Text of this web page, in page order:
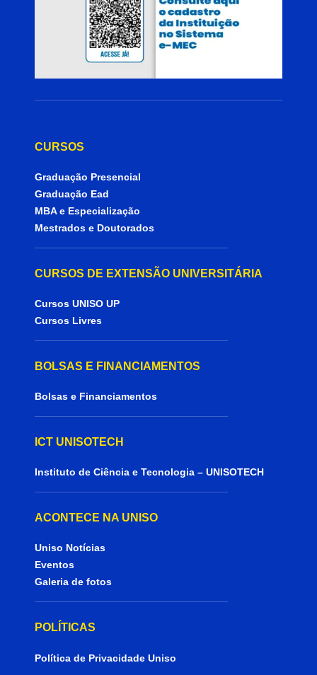
CURSOS
Graduação Presencial
Graduação Ead
MBA e Especialização
Mestrados e Doutorados
CURSOS DE EXTENSÃO UNIVERSITÁRIA
Cursos UNISO UP
Cursos Livres
BOLSAS E FINANCIAMENTOS
Bolsas e Financiamentos
ICT UNISOTECH
Instituto de Ciência e Tecnologia – UNISOTECH
ACONTECE NA UNISO
Uniso Notícias
Eventos
Galeria de fotos
POLÍTICAS
Política de Privacidade Uniso